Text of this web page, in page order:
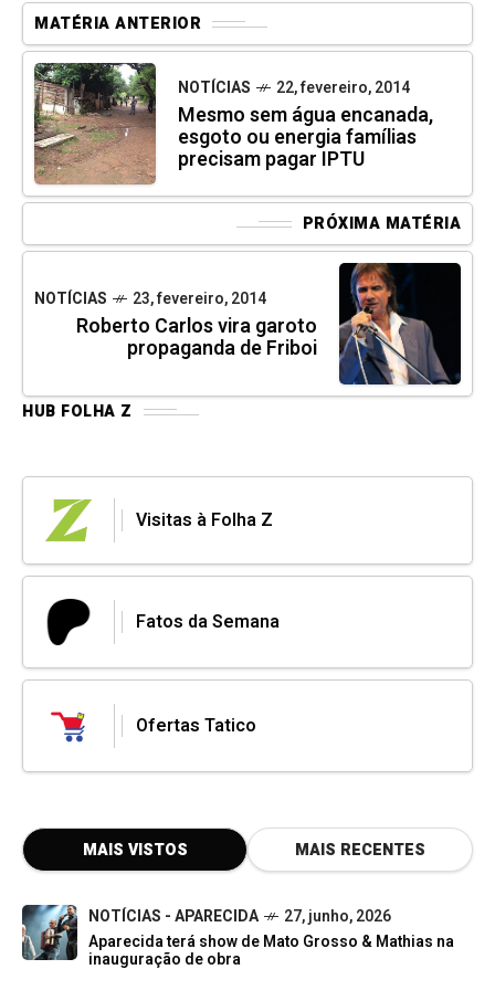
MATÉRIA ANTERIOR
NOTÍCIAS 22, fevereiro, 2014
Mesmo sem água encanada,
esgoto ou energia famílias
precisam pagar IPTU
PRÓXIMA MATÉRIA
NOTÍCIAS 23, fevereiro, 2014
Roberto Carlos vira garoto
propaganda de Friboi
HUB FOLHA Z
Visitas à Folha Z
Fatos da Semana
Ofertas Tatico
MAIS VISTOS MAIS RECENTES
NOTÍCIAS - APARECIDA
27, junho, 2026
Aparecida terá show de Mato Grosso & Mathias na
inauguração de obra